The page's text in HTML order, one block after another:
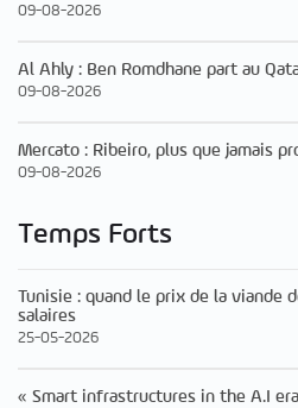
09-08-2026
Al Ahly : Ben Romdhane part au
09-08-2026
Mercato : Ribeiro, plus que jamais
09-08-2026
Temps Forts
Tunisie : quand le prix de la viande
salaires
25-05-2026
« Smart infrastructures in the A.I